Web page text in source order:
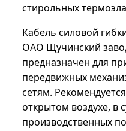
стирольных
Кабель силовой
ОАО Щучинский
предназначен для
передвижных
сетям.
открытом воздухе, в
производственных